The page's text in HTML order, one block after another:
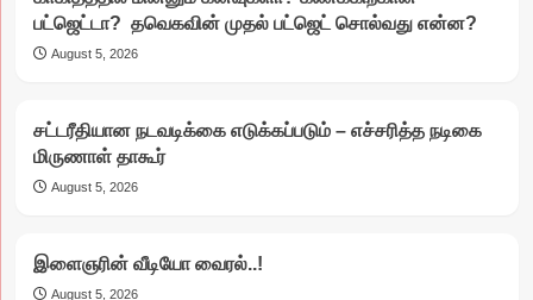
பட்ஜெட்டா? தவெகவின் முதல் பட்ஜெட் சொல்வது என்ன?
August 5, 2026
சட்டரீதியான நடவடிக்கை எடுக்கப்படும் – எச்சரித்த நடிகை
மிருணாள் தாகூர்
August 5, 2026
இளைஞரின் வீடியோ வைரல்..!
August 5, 2026